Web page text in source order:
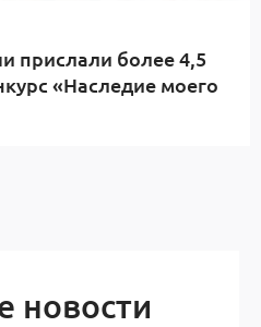
прислали более 4,5
«Наследие моего
новости